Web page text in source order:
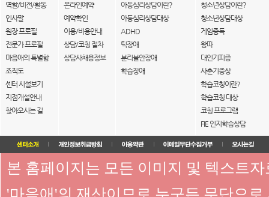
역할/비전/활동
인사말
원장 프로필
전문가 프로필
마음애의 특별함
조직도
센터 시설보기
지점개설안내
찾아오시는 길
온라인예약
예약확인
이용/비용안내
상담/코칭 절차
상담사채용정보
아동심리상담이란?
아동심리상담대상
ADHD
틱장애
분리불안장애
학습장애
청소년상담이란?
청소년상담대상
게임중독
왕따
대인기피증
사춘기증상
학습코칭이란?
학습코칭 대상
코칭 프로그램
FIE 인지학습상담
본 홈페이지는 모든 이미지 및 텍스트
'마음애'의 재산이므로 누구든 무단으